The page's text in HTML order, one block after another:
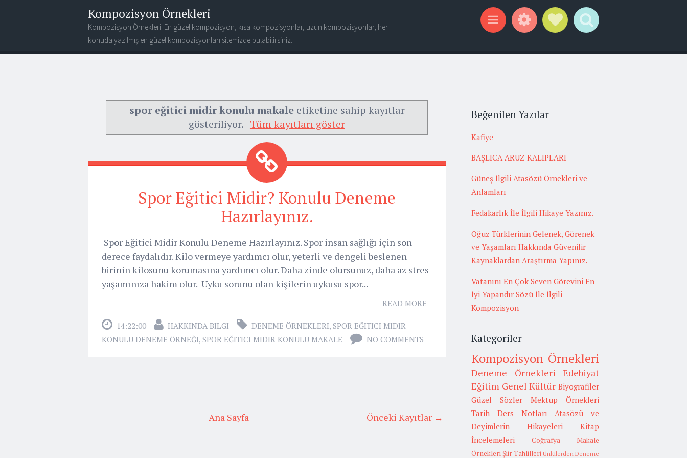
Kompozisyon Örnekleri
Kompozisyon Örnekleri. En güzel kompozisyon, kısa kompozisyonlar, uzun kompozisyonlar, her
konuda yazılmış en güzel kompozisyonları sitemizde bulabilirsiniz.
spor eğitici midir konulu makaleetiketine sahip kayıtlar
gösteriliyor. Tüm kayıtları göster
Spor Eğitici Midir? Konulu Deneme
Hazırlayınız.
Spor Eğitici Midir Konulu Deneme Hazırlayınız. Spor insan sağlığı için son
derece faydalıdır. Kilo vermeye yardımcı olur, yeterli ve dengeli beslenen
birinin kilosunu korumasına yardımcı olur. Daha zinde olursunuz, daha az stres
yaşamınıza hakim olur. Uyku sorunu olan kişilerin uykusu spor...
READ MORE
14:22:00 HAKKINDA BILGI DENEME ÖRNEKLERI, SPOR EĞITICI MIDIR
KONULU DENEME ÖRNEĞI, SPOR EĞITICI MIDIR KONULU MAKALE NO COMMENTS
Önceki Kayıtlar →
Ana Sayfa
Beğenilen Yazılar
Kafiye
BAŞLICA ARUZ KALIPLARI
Güneş İlgili Atasözü Örnekleri ve
Anlamları
Fedakarlık İle İlgili Hikaye Yazınız.
Oğuz Türklerinin Gelenek, Görenek
ve Yaşamları Hakkında Güvenilir
Kaynaklardan Araştırma Yapınız.
Vatanını En Çok Seven Görevini En
İyi Yapandır Sözü İle İlgili
Kompozisyon
Kategoriler
Kompozisyon Örnekleri
Deneme Örnekleri
Edebiyat
Eğitim Genel Kültür Biyografiler
Güzel Sözler
Mektup Örnekleri
Tarih
Ders Notları
Atasözü ve
Deyimlerin Hikayeleri
Kitap
İncelemeleri
Coğrafya
Makale
Örnekleri Şiir Tahlilleri Ünlülerden Deneme